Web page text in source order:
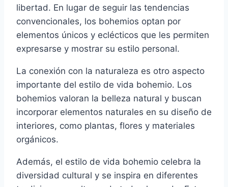
libertad. En lugar de seguir las tendencias
convencionales, los bohemios optan por
elementos únicos y eclécticos que les permiten
expresarse y mostrar su estilo personal.
La conexión con la naturaleza es otro aspecto
importante del estilo de vida bohemio. Los
bohemios valoran la belleza natural y buscan
incorporar elementos naturales en su diseño de
interiores, como plantas, flores y materiales
orgánicos.
Además, el estilo de vida bohemio celebra la
diversidad cultural y se inspira en diferentes